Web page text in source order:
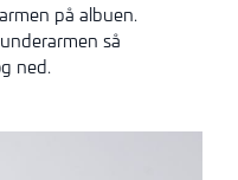
på albuen.
så
ned.